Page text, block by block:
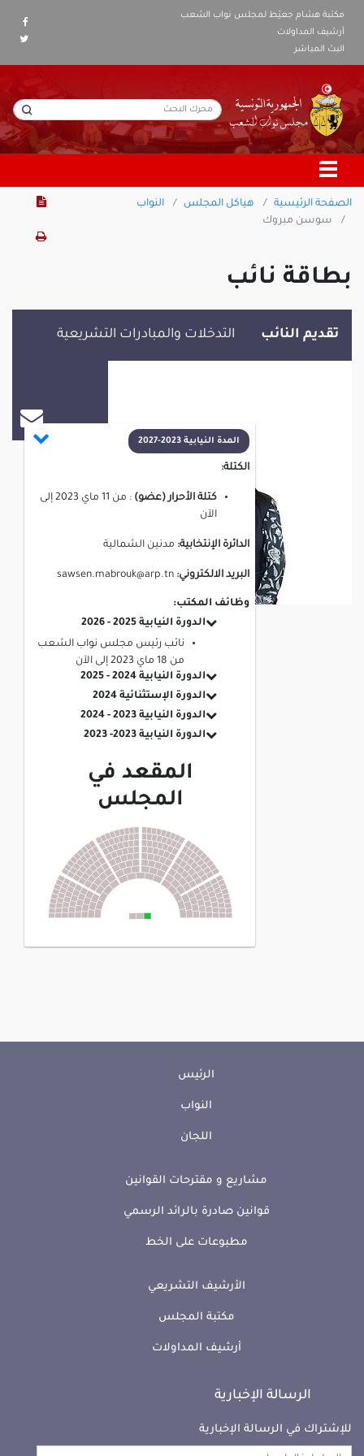
مكتبة هشام جعيّط لمجلس نواب الشعب
أرشيف المداولات
البث المباشر
الصفحة الرئيسية هياكل المجلس
النواب
سوسن مبروك
بطاقة نائب
تقديم النائب التدخلات والمبادرات التشريعية
المدة النيابية 2023-2027
الكتلة:
كتلة الأحرار (عضو): من 11 ماي 2023
إلى
الآن
الدائرة الإنتخابية: مدنين الشمالية
البريد الالكتروني: sawsen.mabrouk@arp.tn
وظائف المكتب:
الدورة النيابية 2025 - 2026
نائب رئيس مجلس نواب الشعب
من 18 ماي 2023 إلىالآن
الدورة النيابية 2024 - 2025
الدورة الإستثنائية 2024
الدورة النيابية 2023 - 2024
الدورة النيابية 2023- 2023
المقعد في
المجلس
الرئيس
النواب
اللجان
مشاريع و مقترحات القوانين
قوانين صادرة بالرائد الرسمي
مطبوعات على الخط
الأرشيف التشريعي
مكتبة المجلس
أرشيف المداولات
الرسالة الإخبارية
للإشتراك في الرسالة الإخبارية